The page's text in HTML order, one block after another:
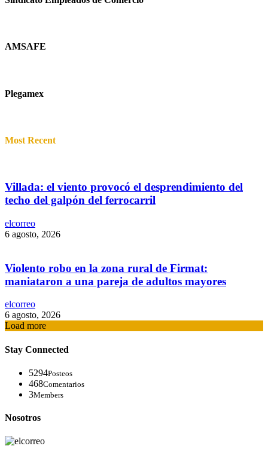
AMSAFE
Plegamex
Most Recent
Villada: el viento provocó el desprendimiento del
techo del galpón del ferrocarril
elcorreo
6 agosto, 2026
Violento robo en la zona rural de Firmat:
maniataron a una pareja de adultos mayores
elcorreo
6 agosto, 2026
Load more
Stay Connected
5294Posteos
468Comentarios
3Members
Nosotros